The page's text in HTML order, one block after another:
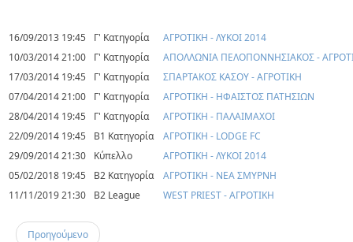
16/09/2013 19:45 Γ' Κατηγορία
ΑΓΡΟΤΙΚΗ - ΛΥΚΟΙ 2014
10/03/2014 21:00
Γ' Κατηγορία
ΑΠΟΛΛΩΝΙΑ ΠΕΛΟΠΟΝΝΗΣΙΑΚΟΣ -
17/03/2014 19:45
Γ' Κατηγορία
ΣΠΑΡΤΑΚΟΣ ΚΑΣΟΥ - ΑΓΡΟΤΙΚΗ
07/04/2014 21:00
Γ' Κατηγορία
ΑΓΡΟΤΙΚΗ - ΗΦΑΙΣΤΟΣ ΠΑΤΗΣΙΩΝ
28/04/2014 19:45
Γ' Κατηγορία
ΑΓΡΟΤΙΚΗ - ΠΑΛΑΙΜΑΧΟΙ
22/09/2014 19:45
Β1 Κατηγορία
ΑΓΡΟΤΙΚΗ - LODGE FC
29/09/2014 21:30
Κύπελλο
ΑΓΡΟΤΙΚΗ - ΛΥΚΟΙ 2014
05/02/2018 19:45
Β2 Κατηγορία
ΑΓΡΟΤΙΚΗ - ΝΕΑ ΣΜΥΡΝΗ
11/11/2019 21:30
B2 League WEST PRIEST - ΑΓΡΟΤΙΚΗ
Προηγούμενο